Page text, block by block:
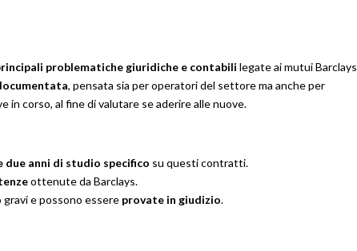
problematiche giuridiche e contabili legate ai mutui Barclays
, pensata sia per operatori del settore ma anche per
corso, al fine di valutare se aderire alle nuove.
due anni di studio specifico su questi contratti.
ottenute da Barclays.
gravi e possono essere provate in giudizio.